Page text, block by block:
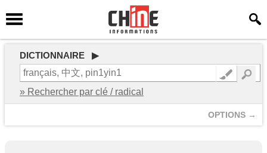
DICTIONNAIRE ▶
» Rechercher par clé / radical
OPTIONS →